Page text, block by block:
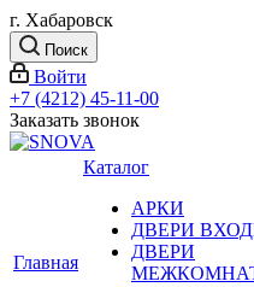
г. Хабаровск
Поиск
Войти
+7 (4212) 45-11-00
Заказать звонок
Главная
Каталог
АРКИ
ДВЕРИ
ДВЕРИ